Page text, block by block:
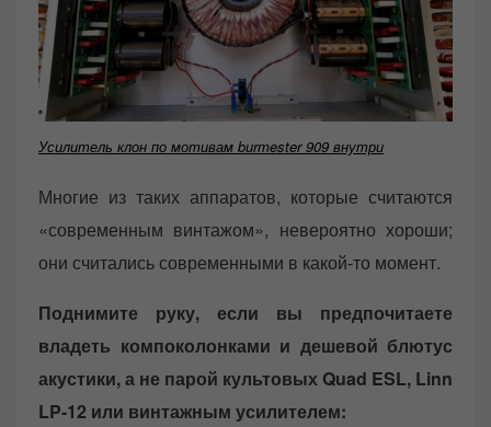
Усилитель клон по мотивам burmester 909 внутри
Многие из таких аппаратов, которые считаются
«современным винтажом», невероятно хороши;
они считались современными в какой-то момент.
Поднимите руку, если вы предпочитаете
владеть компоколонками и дешевой блютус
акустики, а не парой культовых Quad ESL, Linn
LP-12 или винтажным усилителем: